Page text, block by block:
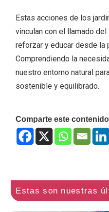
Estas acciones de los
vinculan con el llamado
reforzar y educar desde la
Comprendiendo la
nuestro entorno natural
sostenible y equilibrado.
Comparte este contenido